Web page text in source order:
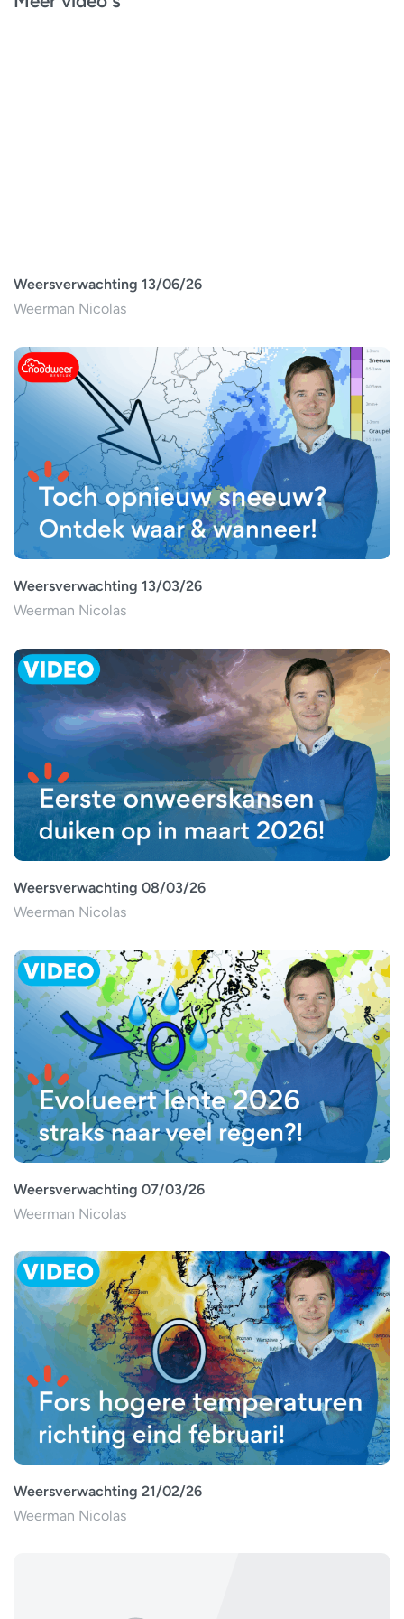
Weersverwachting 13/06/26
Weerman Nicolas
Weersverwachting 13/03/26
Weerman Nicolas
Weersverwachting 08/03/26
Weerman Nicolas
Weersverwachting 07/03/26
Weerman Nicolas
Weersverwachting 21/02/26
Weerman Nicolas